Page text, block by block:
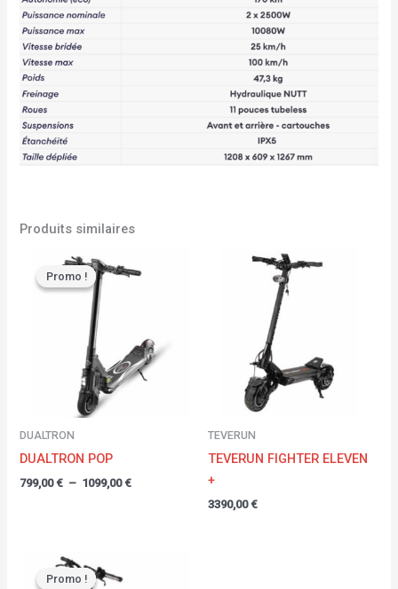
Produits similaires
Promo !
Promo !
DUALTRON
DUALTRON POP
799,00€ – 1099,00€
de
TEVERUN
TEVERUN FIGHTER ELEVEN
+
3390,00€
Promo !
Promo !